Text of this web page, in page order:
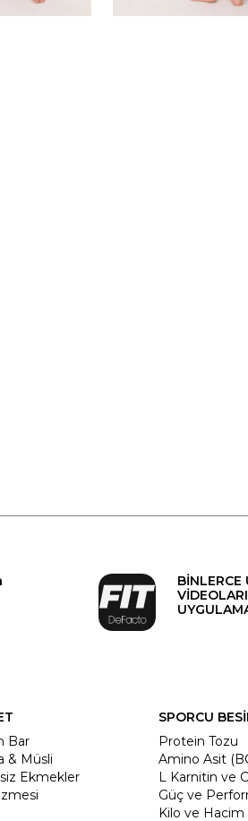
BİNLERCE
Bar
& Müsli
Ekmekler
SPORCU
Protein Tozu
Amino Asit
L Karnitin ve
Güç ve
Kilo ve Hacim